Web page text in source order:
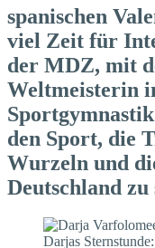
spanischen
viel Zeit für
der MDZ, mit
Weltmeisterin
den Sport, die
Wurzeln und
Deutschland zu
Darjas